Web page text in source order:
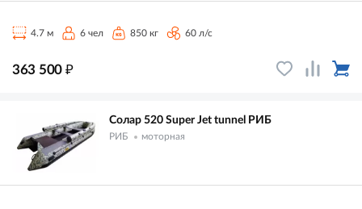
4.7 м 6 чел 850 кг 60 л/с
363 500 ₽
Солар 520 Super Jet tunnel РИБ
РИБ моторная